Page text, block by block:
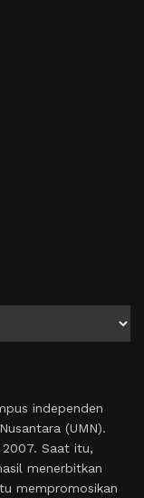
independen
(UMN).
Saat itu,
menerbitkan
mempromosikan